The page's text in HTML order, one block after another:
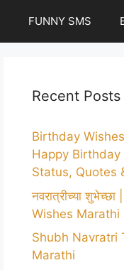
FUNNY SMS
Recent Posts
Birthday
Happy
Status, Quotes
नवरात्रीच्या
Wishes Marathi
Shubh Navratri
Marathi